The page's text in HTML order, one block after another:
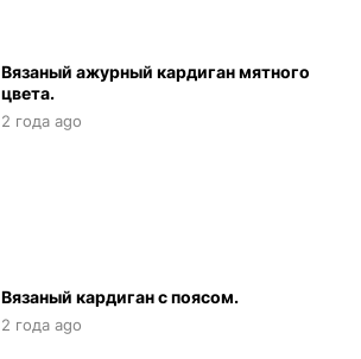
Вязаный ажурный кардиган мятного
цвета.
2 года ago
Вязаный кардиган с поясом.
2 года ago